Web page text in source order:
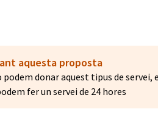
aquesta proposta
podem donar aquest tipus de servei,
fer un servei de 24 hores